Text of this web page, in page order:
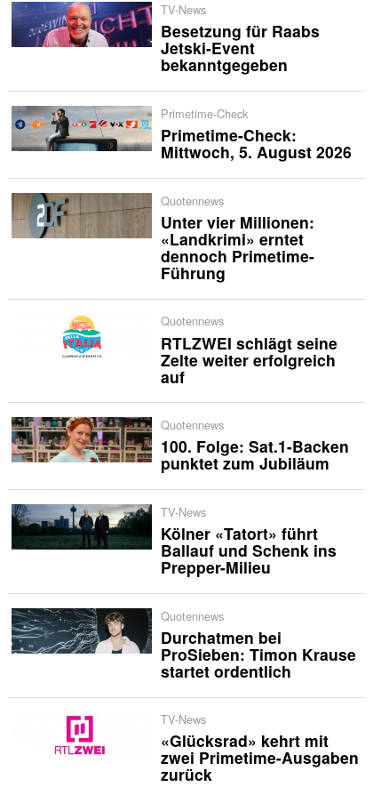
TV-News
Besetzung für Raabs
Jetski-Event
bekanntgegeben
Primetime-Check
Primetime-Check:
Mittwoch, 5. August 2026
Quotennews
Unter vier Millionen:
«Landkrimi» erntet
dennoch Primetime-
Führung
Quotennews
RTLZWEI schlägt seine
Zelte weiter erfolgreich
auf
Quotennews
100. Folge: Sat.1-Backen
punktet zum Jubiläum
TV-News
Kölner «Tatort» führt
Ballauf und Schenk ins
Prepper-Milieu
Quotennews
Durchatmen bei
ProSieben: Timon Krause
startet ordentlich
TV-News
«Glücksrad» kehrt mit
zwei Primetime-Ausgaben
zurück